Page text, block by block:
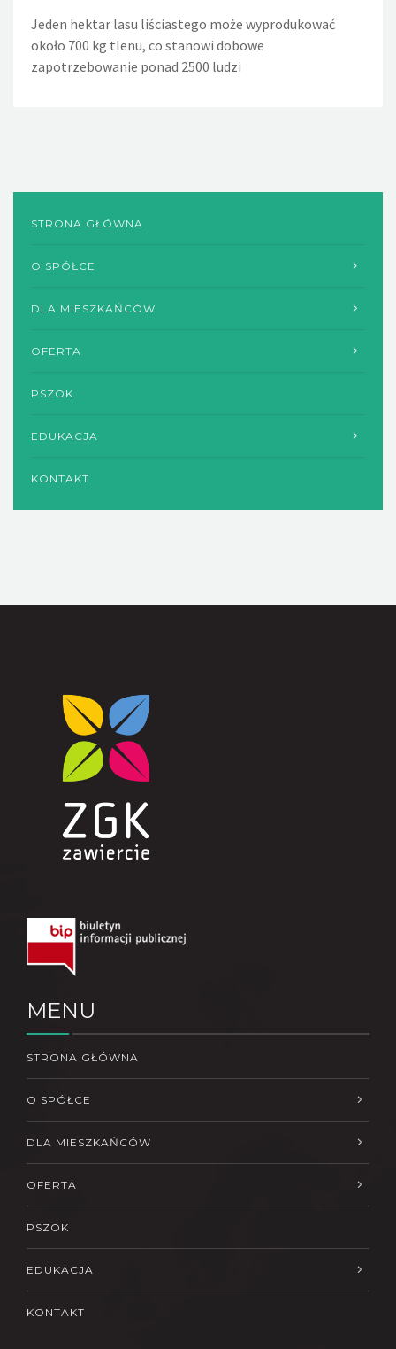
Jeden hektar lasu liściastego może wyprodukować
około 700 kg tlenu, co stanowi dobowe
zapotrzebowanie ponad 2500 ludzi
Jeden nieszczelny, lekko kapiący kran powoduje, że w
ciągu doby wycieka około 36 litrów wody. Nieszczelna
spłuczka w WC powoduje wyciek w ciągu dnia około 720
STRONA GŁÓWNA
O SPÓŁCE
DLA MIESZKAŃCÓW
OFERTA
PSZOK
EDUKACJA
KONTAKT
MENU
STRONA GŁÓWNA
O SPÓŁCE
DLA MIESZKAŃCÓW
OFERTA
PSZOK
EDUKACJA
KONTAKT